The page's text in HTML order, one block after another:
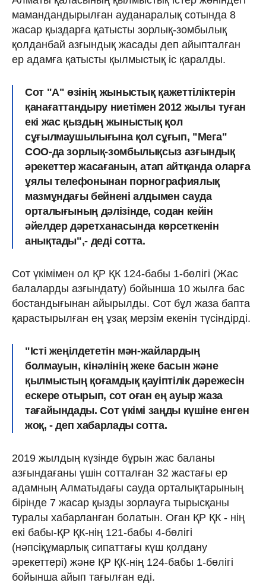
мамандандырылған ауданаралық сотында 8
жасар қыздарға қатысты зорлық-зомбылық
қолданбай азғындық жасады деп айыпталған
ер адамға қатысты қылмыстық іс қаралды.
Сот "А" өзінің жыныстық қажеттіліктерін
қанағаттандыру ниетімен 2012 жылы туған
екі жас қыздың жыныстық қол
сұғылмаушылығына қол сұғып, "Мега"
СОО-да зорлық-зомбылықсыз азғындық
әрекеттер жасағанын, атап айтқанда оларға
ұялы телефонынан порнографиялық
мазмұндағы бейнені алдымен сауда
орталығының дәлізінде, содан кейін
әйелдер дәретханасында көрсеткенін
анықтады",- деді сотта.
Сот үкімімен ол ҚР ҚК 124-бабы 1-бөлігі (Жас
балаларды азғындату) бойынша 10 жылға бас
бостандығынан айырылды. Сот бұл жаза бапта
қарастырылған ең ұзақ мерзім екенін түсіндірді.
"Істі жеңілдететін мән-жайлардың
болмауын, кінәлінің жеке басын және
қылмыстың қоғамдық қауіптілік дәрежесін
ескере отырып, сот оған ең ауыр жаза
тағайындады. Сот үкімі заңды күшіне енген
жоқ, - деп хабарлады сотта.
2019 жылдың күзінде бұрын жас баланы
азғындағаны үшін сотталған 32 жастағы ер
адамның Алматыдағы сауда орталықтарының
бірінде 7 жасар қызды зорлауға тырысқаны
туралы хабарланған болатын. Оған ҚР ҚК - нің
екі бабы-ҚР ҚК-нің 121-бабы 4-бөлігі
(нәпсіқұмарлық сипаттағы күш қолдану
әрекеттері) және ҚР ҚК-нің 124-бабы 1-бөлігі
бойынша айып тағылған еді.